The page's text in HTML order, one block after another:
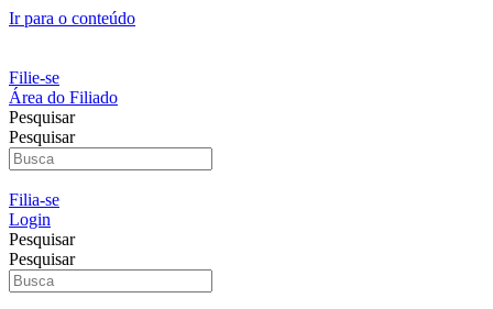
Ir para o conteúdo
Filie-se
Área do Filiado
Pesquisar
Pesquisar
Filia-se
Login
Pesquisar
Pesquisar